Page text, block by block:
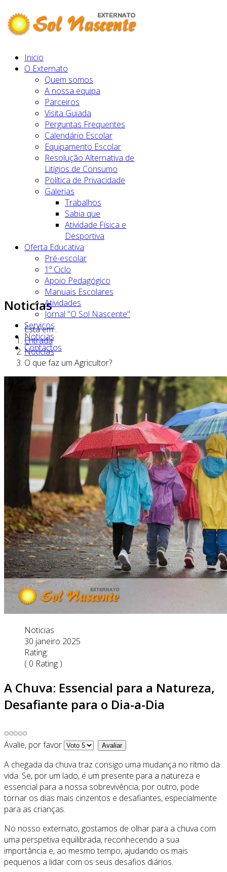
Inicio
O Externato
Quem somos
A nossa equipa
Parceiros
Visita Guiada
Perguntas Frequentes
Calendário Escolar
Equipamento Escolar
Resolução Alternativa de
Litígios de Consumo
Política de Privacidade
Galerias
Trabalhos
Sabia que
Atividade Física e
Desportiva
Oferta Educativa
Pré-escolar
1º Ciclo
Apoio Pedagógico
Manuais Escolares
Atividades
Jornal "O Sol Nascente"
Serviços
Noticias
Contactos
Noticias
Está em...
Entrada
Noticias
O que faz um Agricultor?
Noticias
30 janeiro 2025
Rating:
( 0 Rating )
A Chuva: Essencial para a Natureza,
Desafiante para o Dia-a-Dia
Avalie, por favor
A chegada da chuva traz consigo uma mudança no ritmo da
vida. Se, por um lado, é um presente para a natureza e
essencial para a nossa sobrevivência, por outro, pode
tornar os dias mais cinzentos e desafiantes, especialmente
para as crianças.
No nosso externato, gostamos de olhar para a chuva com
uma perspetiva equilibrada, reconhecendo a sua
importância e, ao mesmo tempo, ajudando os mais
pequenos a lidar com os seus desafios diários.